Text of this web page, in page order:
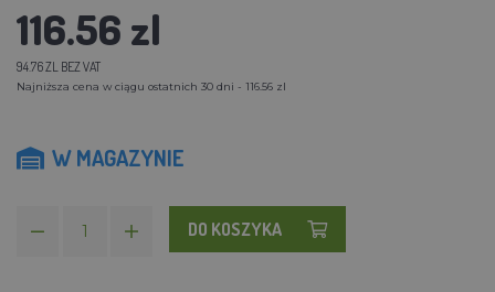
116.56 zl
94.76 ZL BEZ VAT
Najniższa cena w ciągu ostatnich 30 dni - 116.56 zl
W MAGAZYNIE
DO KOSZYKA